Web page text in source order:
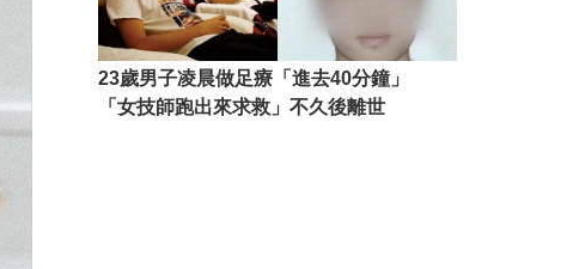
23歲男子凌晨做足療「進去40分鐘」
「女技師跑出來求救」不久後離世